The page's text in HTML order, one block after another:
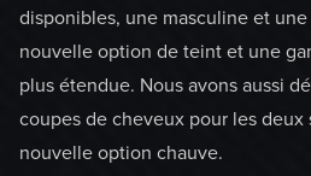
disponibles, une masculine et
nouvelle option de teint et une
plus étendue. Nous avons aussi
coupes de cheveux pour les deux
nouvelle option chauve.